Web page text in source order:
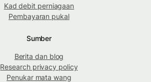
Kad debit perniagaan
Pembayaran pukal
Sumber
Berita dan blog
Research privacy policy
Penukar mata wang